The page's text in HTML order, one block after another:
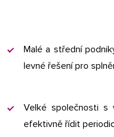
Malé a střední
levné řešení pro
Velké společnosti s
efektivně řídit